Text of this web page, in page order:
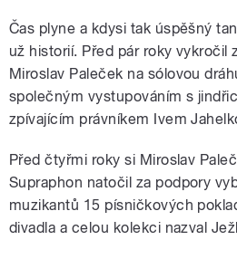
Čas plyne a kdysi tak úspěšný
už historií. Před pár roky vykročil
Miroslav Paleček na sólovou
společným vystupováním s
zpívajícím právníkem Ivem
Před čtyřmi roky si Miroslav
Supraphon natočil za podpory
muzikantů 15 písničkových
divadla a celou kolekci nazval